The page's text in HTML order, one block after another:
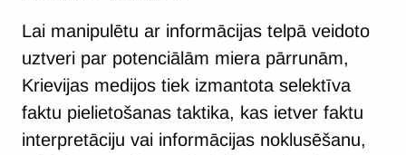
Lai manipulētu ar informācijas telpā veidoto
uztveri par potenciālām miera pārrunām,
Krievijas medijos tiek izmantota selektīva
faktu pielietošanas taktika, kas ietver faktu
interpretāciju vai informācijas noklusēšanu,